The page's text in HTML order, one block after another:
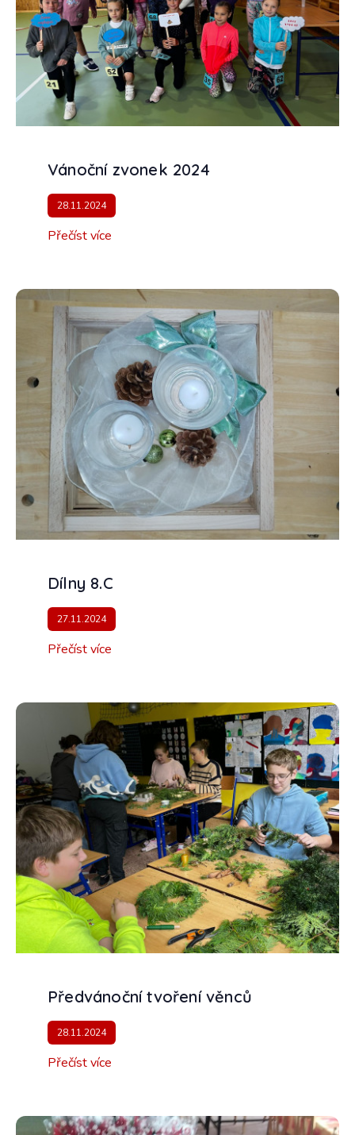
Vánoční zvonek 2024
28.11.2024
Přečíst více
Dílny 8.C
27.11.2024
Přečíst více
Předvánoční tvoření věnců
28.11.2024
Přečíst více